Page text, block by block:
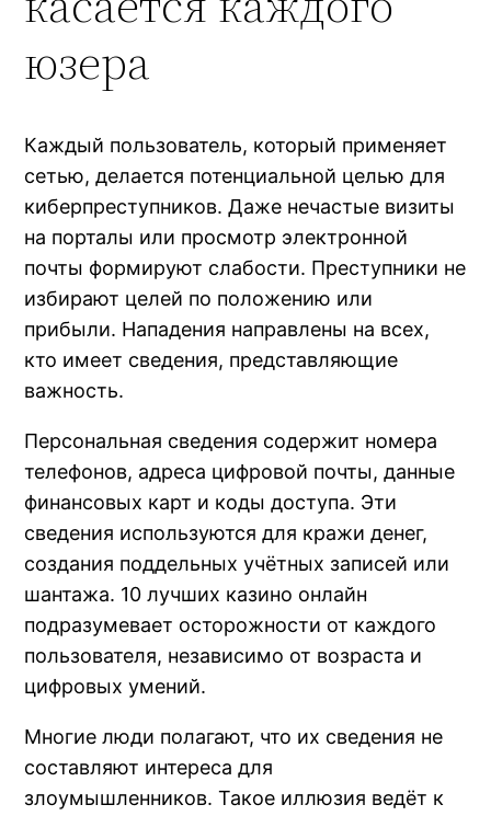
юзера
Каждый пользователь, который применяет
сетью, делается потенциальной целью для
киберпреступников. Даже нечастые визиты
на порталы или просмотр электронной
почты формируют слабости. Преступники не
избирают целей по положению или
прибыли. Нападения направлены на всех,
кто имеет сведения, представляющие
важность.
Персональная сведения содержит номера
телефонов, адреса цифровой почты, данные
финансовых карт и коды доступа. Эти
сведения используются для кражи денег,
создания поддельных учётных записей или
шантажа. 10 лучших казино онлайн
подразумевает осторожности от каждого
пользователя, независимо от возраста и
цифровых умений.
Многие люди полагают, что их сведения не
составляют интереса для
злоумышленников. Такое иллюзия ведёт к